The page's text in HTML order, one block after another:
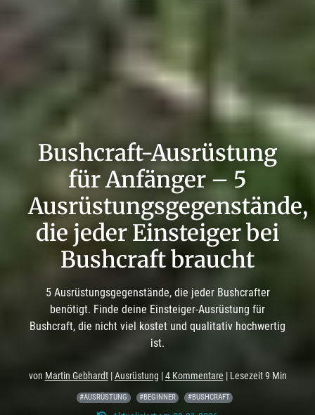
Bushcraft-Ausrüstung
für Anfänger – 5
Ausrüstungsgegenstände,
die jeder Einsteiger bei
Bushcraft braucht
5 Ausrüstungsgegenstände, die jeder Bushcrafter
benötigt. Finde deine Einsteiger-Ausrüstung für
Bushcraft, die nicht viel kostet und qualitativ hochwertig
ist.
von Martin Gebhardt|Ausrüstung |4 Kommentare | Lesezeit 9 Min
#AUSRÜSTUNG #BEGINNER #BUSHCRAFT